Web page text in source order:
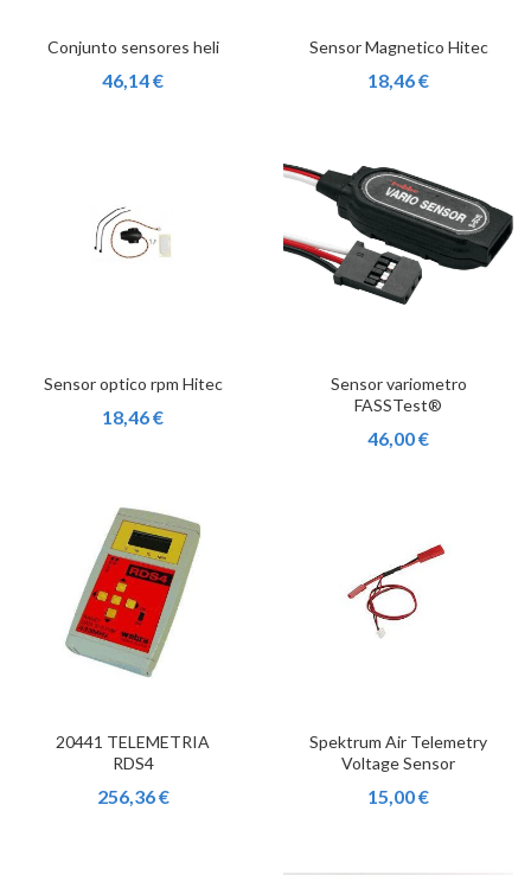
Conjunto sensores heli
46,14 €
Sensor Magnetico Hitec
18,46 €
Sensor optico rpm Hitec
18,46 €
Sensor variometro
FASSTest®
46,00 €
20441 TELEMETRIA
RDS4
256,36 €
Spektrum Air Telemetry
Voltage Sensor
15,00 €